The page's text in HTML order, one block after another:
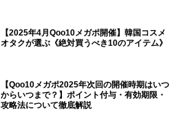
【2025年4月Qoo10メガポ開催】韓国コスメ
オタクが選ぶ《絶対買うべき10のアイテム》
【Qoo10メガポ2025年次回の開催時期はいつ
からいつまで？】ポイント付与・有効期限・
攻略法について徹底解説